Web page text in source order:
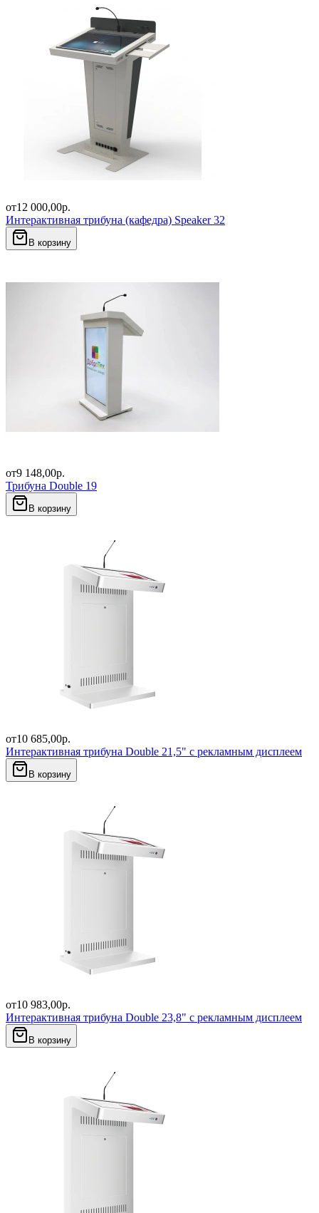
от12 000,00р.
Интерактивная трибуна (кафедра) Speaker 32
В корзину
от9 148,00р.
Трибуна Double 19
В корзину
от10 685,00р.
Интерактивная трибуна Double 21,5" с рекламным дисплеем
В корзину
от10 983,00р.
Интерактивная трибуна Double 23,8" с рекламным дисплеем
В корзину